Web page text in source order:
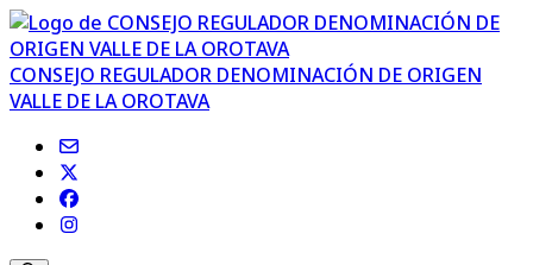
CONSEJO REGULADOR DENOMINACIÓN DE ORIGEN
VALLE DE LA OROTAVA